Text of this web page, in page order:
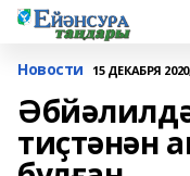
Новости 15 ДЕКАБРЯ
тиҫтәнән